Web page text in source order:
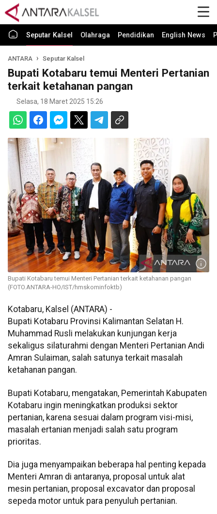
Seputar Kalsel Olahraga Pendidikan English News
ANTARA Seputar Kalsel
Bupati Kotabaru temui Menteri Pertanian
terkait ketahanan pangan
Selasa, 18 Maret 2025 15:26
Bupati Kotabaru temui Menteri Pertanian terkait ketahanan pangan
(FOTO.ANTARA-HO/IST/hmskominfoktb)
Kotabaru, Kalsel (ANTARA) -
Bupati Kotabaru Provinsi Kalimantan Selatan H.
Muhammad Rusli melakukan kunjungan kerja
sekaligus silaturahmi dengan Menteri Pertanian Andi
Amran Sulaiman, salah satunya terkait masalah
ketahanan pangan.
Bupati Kotabaru, mengatakan, Pemerintah Kabupaten
Kotabaru ingin meningkatkan produksi sektor
pertanian, karena sesuai dalam program visi-misi,
masalah ertanian menjadi salah satu program
prioritas.
Dia juga menyampaikan beberapa hal penting kepada
Menteri Amran di antaranya, proposal untuk alat
mesin pertanian, proposal excavator dan proposal
sepeda motor untuk para penyuluh pertanian.